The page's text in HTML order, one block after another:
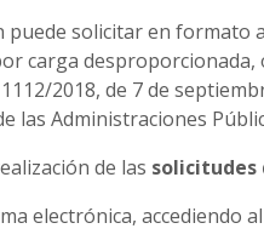
puede solicitar en formato
carga
2018, de 7 de
las Administraciones
de las solicitudes
electrónica, accediendo